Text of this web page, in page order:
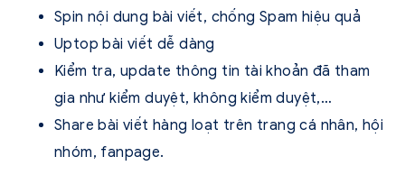
Spin nội dung bài viết, chống Spam hiệu quả
Uptop bài viết dễ dàng
Kiểm tra, update thông tin tài khoản đã tham
gia như kiểm duyệt, không kiểm duyệt,…
Share bài viết hàng loạt trên trang cá nhân, hội
nhóm, fanpage.